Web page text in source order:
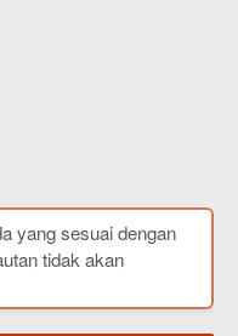
yang sesuai dengan
tidak akan